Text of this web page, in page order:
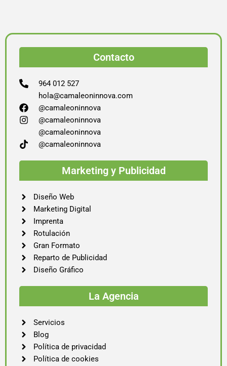
Contacto
964 012 527
hola@camaleoninnova.com
@camaleoninnova
@camaleoninnova
@camaleoninnova
@camaleoninnova
Marketing y Publicidad
Diseño Web
Marketing Digital
Imprenta
Rotulación
Gran Formato
Reparto de Publicidad
Diseño Gráfico
La Agencia
Servicios
Blog
Política de privacidad
Política de cookies